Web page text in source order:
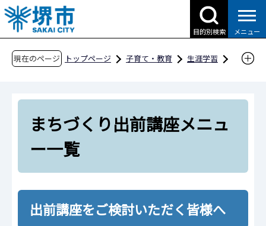
こ
の
ペ
目的別検索 メニュー
現在のページ トップページ 子育て・教育
生涯学習
まちづくり出前講座メニュー一覧
まちづくり出前講座メニュ
ー一覧
出前講座をご検討いただく皆様へ